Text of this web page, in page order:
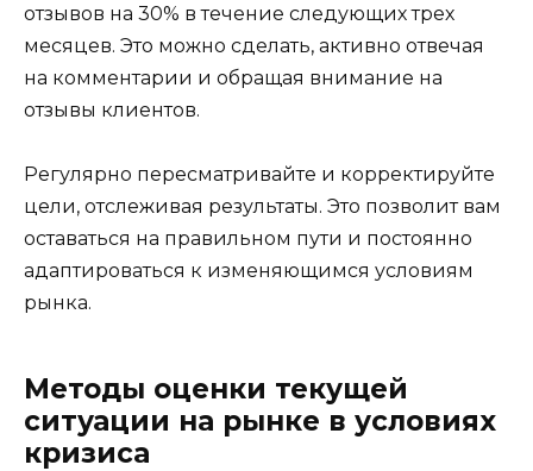
отзывов на 30% в течение следующих трех
месяцев. Это можно сделать, активно отвечая
на комментарии и обращая внимание на
отзывы клиентов.
Регулярно пересматривайте и корректируйте
цели, отслеживая результаты. Это позволит вам
оставаться на правильном пути и постоянно
адаптироваться к изменяющимся условиям
рынка.
Методы оценки текущей
ситуации на рынке в условиях
кризиса